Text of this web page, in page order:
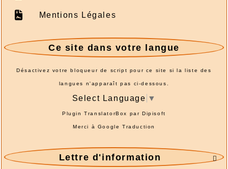
Mentions Légales
Ce site dans votre langue
Désactivez votre bloqueur de script pour ce site si la liste des
langues n'apparaît pas ci-dessous.
Select Language ▼
Plugin TranslatorBox parDipisoft
Merci à Google Traduction

Lettre d'information